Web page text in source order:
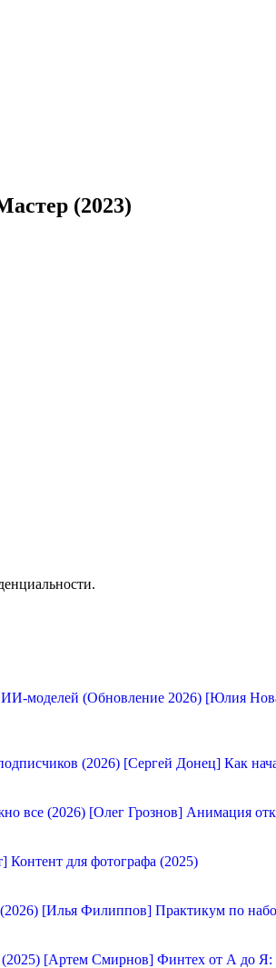
(2023)
[Юлия
[Сергей Донец] Как
[Олег Грознов] Анимация
Контент для фотографа (2025)
[Илья Филиппов] Практикум по
[Артем Смирнов] Финтех от А до Я: